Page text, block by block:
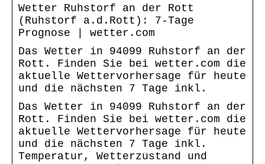
Wetter Ruhstorf an der Rott
(Ruhstorf a.d.Rott): 7-Tage
Prognose | wetter.com
Das Wetter in 94099 Ruhstorf an der
Rott. Finden Sie bei wetter.com die
aktuelle Wettervorhersage für heute
und die nächsten 7 Tage inkl.
Das Wetter in 94099 Ruhstorf an der
Rott. Finden Sie bei wetter.com die
aktuelle Wettervorhersage für heute
und die nächsten 7 Tage inkl.
Temperatur, Wetterzustand und